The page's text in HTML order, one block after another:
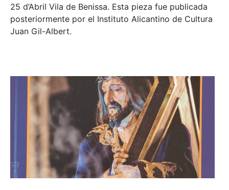
25 d’Abril Vila de Benissa. Esta pieza fue publicada
posteriormente por el Instituto Alicantino de Cultura
Juan Gil-Albert.